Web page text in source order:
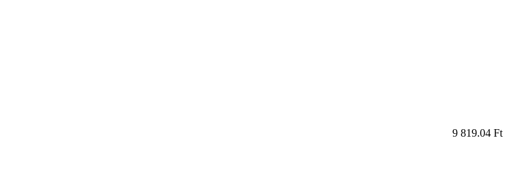
9 819.04 Ft